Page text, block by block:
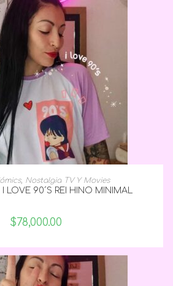
OPCIONES
, Nostalgia TV Y Movies
LOVE 90´S REI HINO MINIMAL
$78,000.00